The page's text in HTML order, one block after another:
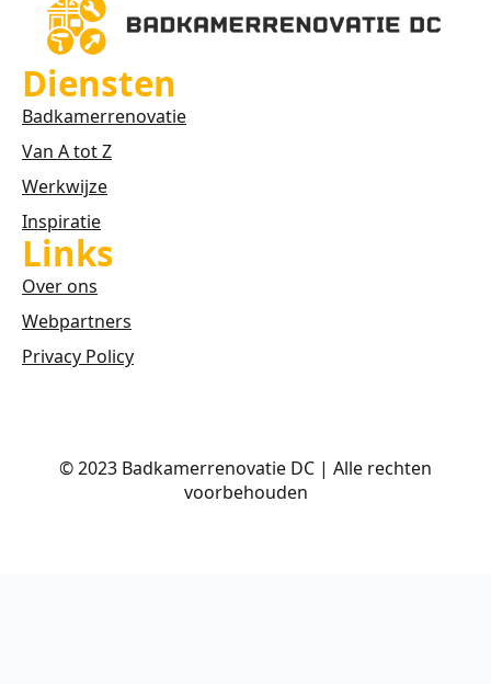
Diensten
Badkamerrenovatie
Van A tot Z
Werkwijze
Inspiratie
Links
Over ons
Webpartners
Privacy Policy
© 2023 Badkamerrenovatie DC | Alle rechten
voorbehouden